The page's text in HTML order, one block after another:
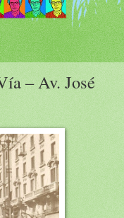
– Av. José